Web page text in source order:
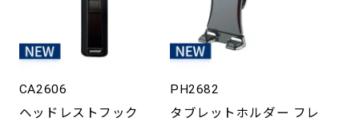
CA2606
ヘッドレストフック
PH2682
タブレットホルダー フレ